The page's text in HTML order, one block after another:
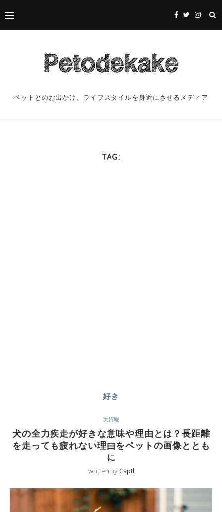
ペットとのお出かけ、ライフスタイルを身近にさせるメディア
TAG:
好き
犬情報
犬の全力疾走が好きな意味や理由とは？長距離
を走っても疲れない理由をペットの画像ととも
に
written byCsptl